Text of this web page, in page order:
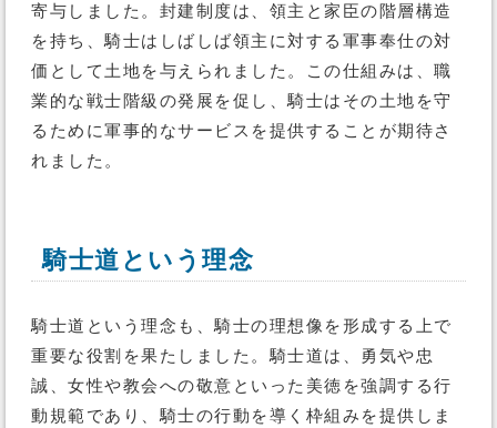
寄与しました。封建制度は、領主と家臣の階層構造
を持ち、騎士はしばしば領主に対する軍事奉仕の対
価として土地を与えられました。この仕組みは、職
業的な戦士階級の発展を促し、騎士はその土地を守
るために軍事的なサービスを提供することが期待さ
れました。
騎士道という理念
騎士道という理念も、騎士の理想像を形成する上で
重要な役割を果たしました。騎士道は、勇気や忠
誠、女性や教会への敬意といった美徳を強調する行
動規範であり、騎士の行動を導く枠組みを提供しま